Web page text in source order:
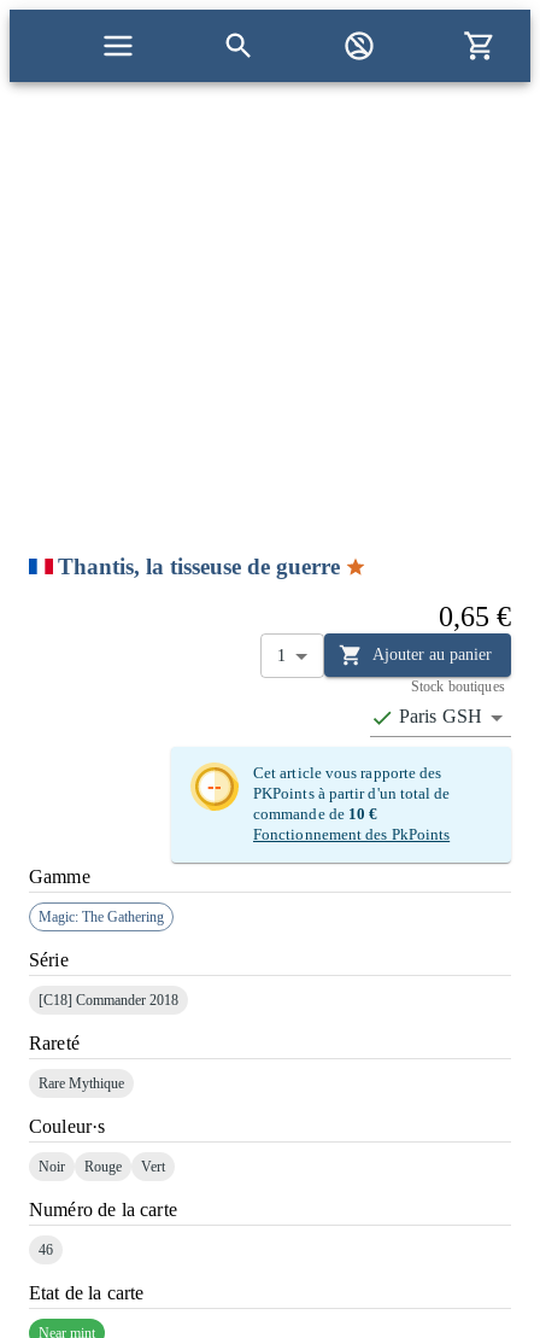
Thantis, la tisseuse de guerre
Gamme
Magic: The Gathering
Série
[C18] Commander 2018
Rareté
Rare Mythique
Couleur·s
Noir Rouge Vert
Numéro de la carte
46
Etat de la carte
Near mint
0,65 €
1 Ajouter au panier
Stock boutiques
Paris GSH
--
Cet article vous rapporte des
PKPoints à partir d'un total de
commande de 10 €
Fonctionnement des PkPoints